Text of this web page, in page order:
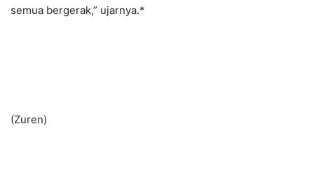
semua bergerak,” ujarnya.*
(Zuren)